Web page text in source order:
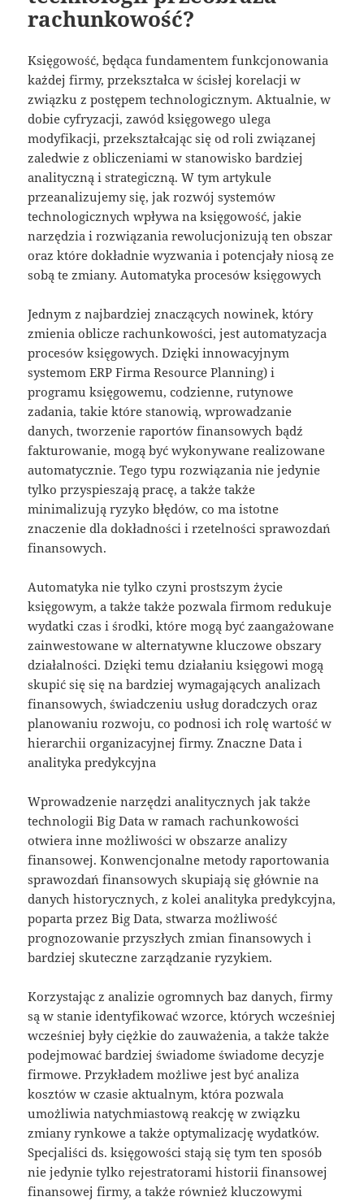
rachunkowość?
Księgowość, będąca fundamentem funkcjonowania
każdej firmy, przekształca w ścisłej korelacji w
związku z postępem technologicznym. Aktualnie, w
dobie cyfryzacji, zawód księgowego ulega
modyfikacji, przekształcając się od roli związanej
zaledwie z obliczeniami w stanowisko bardziej
analityczną i strategiczną. W tym artykule
przeanalizujemy się, jak rozwój systemów
technologicznych wpływa na księgowość, jakie
narzędzia i rozwiązania rewolucjonizują ten obszar
oraz które dokładnie wyzwania i potencjały niosą ze
sobą te zmiany. Automatyka procesów księgowych
Jednym z najbardziej znaczących nowinek, który
zmienia oblicze rachunkowości, jest automatyzacja
procesów księgowych. Dzięki innowacyjnym
systemom ERP Firma Resource Planning) i
programu księgowemu, codzienne, rutynowe
zadania, takie które stanowią, wprowadzanie
danych, tworzenie raportów finansowych bądź
fakturowanie, mogą być wykonywane realizowane
automatycznie. Tego typu rozwiązania nie jedynie
tylko przyspieszają pracę, a także także
minimalizują ryzyko błędów, co ma istotne
znaczenie dla dokładności i rzetelności sprawozdań
finansowych.
Automatyka nie tylko czyni prostszym życie
księgowym, a także także pozwala firmom redukuje
wydatki czas i środki, które mogą być zaangażowane
zainwestowane w alternatywne kluczowe obszary
działalności. Dzięki temu działaniu księgowi mogą
skupić się się na bardziej wymagających analizach
finansowych, świadczeniu usług doradczych oraz
planowaniu rozwoju, co podnosi ich rolę wartość w
hierarchii organizacyjnej firmy. Znaczne Data i
analityka predykcyjna
Wprowadzenie narzędzi analitycznych jak także
technologii Big Data w ramach rachunkowości
otwiera inne możliwości w obszarze analizy
finansowej. Konwencjonalne metody raportowania
sprawozdań finansowych skupiają się głównie na
danych historycznych, z kolei analityka predykcyjna,
poparta przez Big Data, stwarza możliwość
prognozowanie przyszłych zmian finansowych i
bardziej skuteczne zarządzanie ryzykiem.
Korzystając z analizie ogromnych baz danych, firmy
są w stanie identyfikować wzorce, których wcześniej
wcześniej były ciężkie do zauważenia, a także także
podejmować bardziej świadome świadome decyzje
firmowe. Przykładem możliwe jest być analiza
kosztów w czasie aktualnym, która pozwala
umożliwia natychmiastową reakcję w związku
zmiany rynkowe a także optymalizację wydatków.
Specjaliści ds. księgowości stają się tym ten sposób
nie jedynie tylko rejestratorami historii finansowej
finansowej firmy, a także również kluczowymi